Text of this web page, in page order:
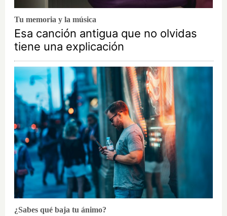
Tu memoria y la música
Esa canción antigua que no olvidas
tiene una explicación
¿Sabes qué baja tu ánimo?